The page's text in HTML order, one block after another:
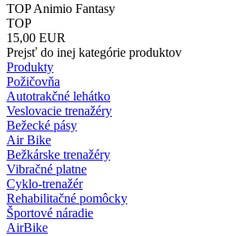
TOP Animio Fantasy
TOP
15,00 EUR
Prejsť do inej kategórie produktov
Produkty
Požičovňa
Autotrakčné lehátko
Veslovacie trenažéry
Bežecké pásy
Air Bike
Bežkárske trenažéry
Vibračné platne
Cyklo-trenažér
Rehabilitačné pomôcky
Športové náradie
AirBike